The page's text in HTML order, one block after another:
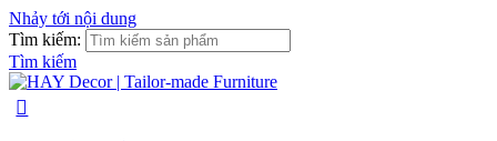
Nhảy tới nội dung
Tìm kiếm:
Tìm kiếm